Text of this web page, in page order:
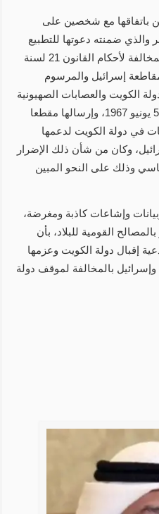
باتفاقها مع شخصين على
والذي ضمنته دعوتها للتطبيع
مع الكيان الصهيوني وإسرائيل بالمخالفة لأحكام القانون 21 لسنة
إسرائيل والمرسوم
الكويت والعصابات الصهيونية
في فلسطين المحتلة الصادر في 5 يونيو 1967، وإرسالها مقطعا
في دولة الكويت لدعمها
وكان من شأن ذلك الإضرار
وذلك على النحو المبين
وإشاعات كاذبة ومغرضة،
القومية للبلاد، بأن
إقبال دولة الكويت وعزمها
بالمخالفة لموقف دولة